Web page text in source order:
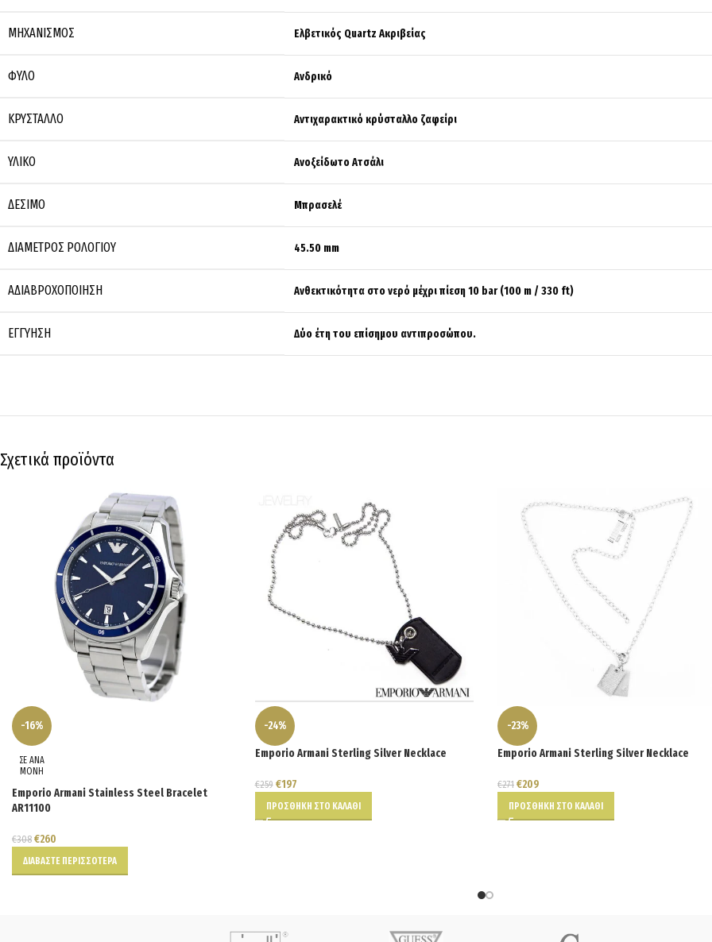
ΜΗΧΑΝΙΣΜΌΣ Ελβετικός Quartz Ακριβείας
ΦΎΛΟ Ανδρικό
ΚΡΎΣΤΑΛΛΟ Αντιχαρακτικό κρύσταλλο ζαφείρι
ΥΛΙΚΌ Ανοξείδωτο Ατσάλι
ΔΈΣΙΜΟ Μπρασελέ
ΔΙΆΜΕΤΡΟΣ ΡΟΛΟΓΙΟΎ 45.50 mm
ΑΔΙΑΒΡΟΧΟΠΟΊΗΣΗ Ανθεκτικότητα στο νερό μέχρι πίεση 10 bar (100 m / 330 ft)
ΕΓΓΎΗΣΗ Δύο έτη του επίσημου αντιπροσώπου.
Σχετικά προϊόντα
-16%
ΣΕ ΑΝΑ
ΜΟΝΗ
Emporio Armani Stainless Steel Bracelet
AR11100
€308 €260
ΔΙΑΒΆΣΤΕ ΠΕΡΙΣΣΌΤΕΡΑ
-24%
Emporio Armani Sterling Silver Necklace
€259 €197
ΠΡΟΣΘΉΚΗ ΣΤΟ ΚΑΛΆΘΙ
-23%
Emporio Armani Sterling Silver Necklace
€271 €209
ΠΡΟΣΘΉΚΗ ΣΤΟ ΚΑΛΆΘΙ